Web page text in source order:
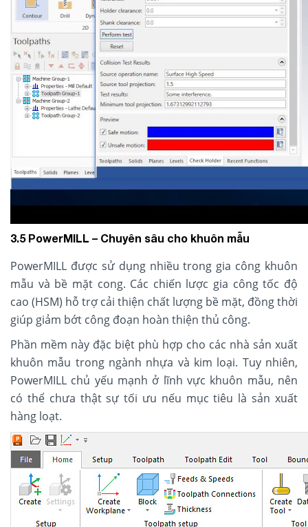
3.5 PowerMILL – Chuyên sâu cho khuôn mẫu
PowerMILL được sử dụng nhiều trong gia công khuôn
mẫu và bề mặt cong. Các chiến lược gia công tốc độ
cao (HSM) hỗ trợ cải thiện chất lượng bề mặt, đồng thời
giúp giảm bớt công đoạn hoàn thiện thủ công.
Phần mềm này đặc biệt phù hợp cho các nhà sản xuất
khuôn mẫu trong ngành nhựa và kim loại. Tuy nhiên,
PowerMILL chủ yếu mạnh ở lĩnh vực khuôn mẫu, nên
có thể chưa thật sự tối ưu nếu mục tiêu là sản xuất
hàng loạt.